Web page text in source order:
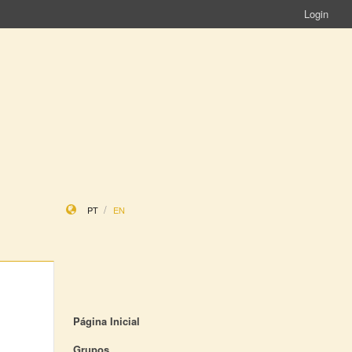
Login
PT EN
Página Inicial